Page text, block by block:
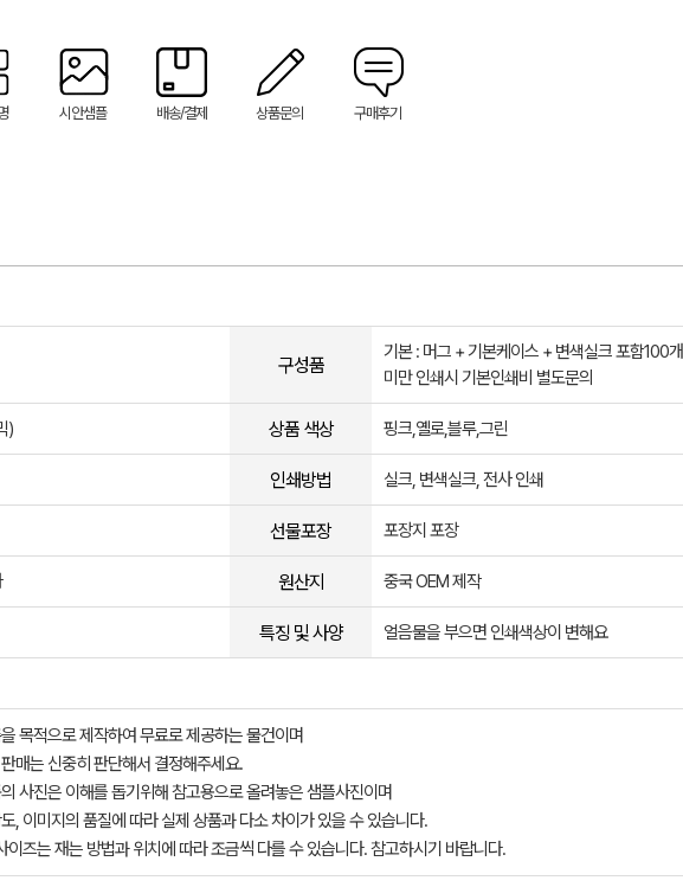
시안샘플 배송/결제 상품문의 구매후기
구성품
기본 : 머그 + 기본케이스 + 변색실크 포함100개
미만 인쇄시 기본인쇄비 별도문의
) 상품 색상 핑크,옐로,블루,그린
인쇄방법 실크, 변색실크, 전사 인쇄
선물포장 포장지 포장
원산지 중국 OEM 제작
특징 및 사양 얼음물을 부으면 인쇄색상이 변해요
목적으로 제작하여 무료로 제공하는 물건이며
매는 신중히 판단해서 결정해주세요.
사진은 이해를 돕기위해 참고용으로 올려놓은 샘플사진이며
, 이미지의 품질에 따라 실제 상품과 다소 차이가 있을 수 있습니다.
이즈는 재는 방법과 위치에 따라 조금씩 다를 수 있습니다. 참고하시기 바랍니다.